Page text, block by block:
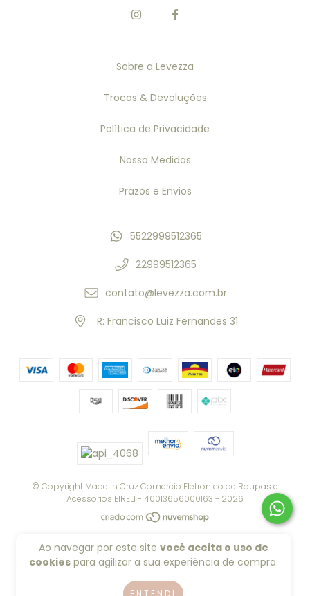
Ao navegar por este site você aceita o uso de
cookiespara agilizar a sua experiência de compra.
ENTENDI
Sobre a Levezza
Trocas & Devoluções
Política de Privacidade
Nossa Medidas
Prazos e Envios
5522999512365
22999512365
contato@levezza.com.br
R: Francisco Luiz Fernandes 31
© Copyright Made In Cruz Comercio Eletronico de Roupas e
Acessorios EIRELI - 40013656000163 - 2026